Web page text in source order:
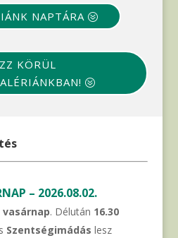
NAPTÁRA
KÖRÜL
– 2026.08.02.
vasárnap. Délután 16.30
Szentségimádás lesz